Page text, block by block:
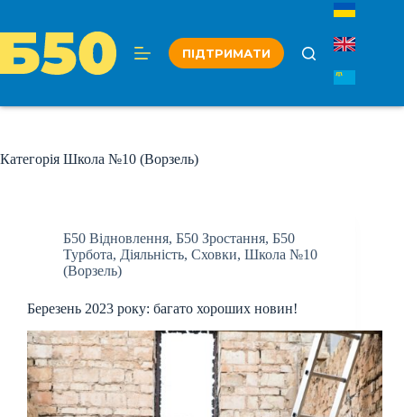
вмісту
ПІДТРИМАТИ
Категорія Школа №10 (Ворзель)
Б50 Відновлення, Б50 Зростання, Б50
Турбота, Діяльність, Сховки, Школа №10
(Ворзель)
Березень 2023 року: багато хороших новин!